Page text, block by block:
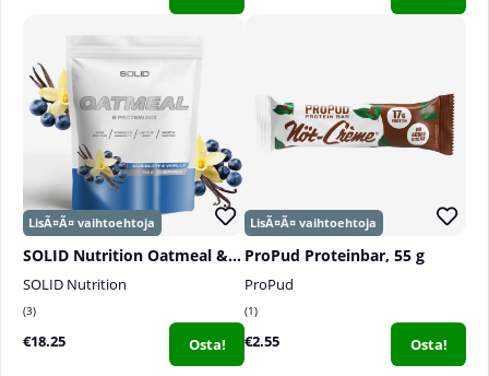
SOLID Nutrition Oatmeal & Protein Mix, 750 g
SOLID Nutrition
3
€18.25 Osta!
ProPud Proteinbar, 55 g
ProPud
1
€2.55 Osta!